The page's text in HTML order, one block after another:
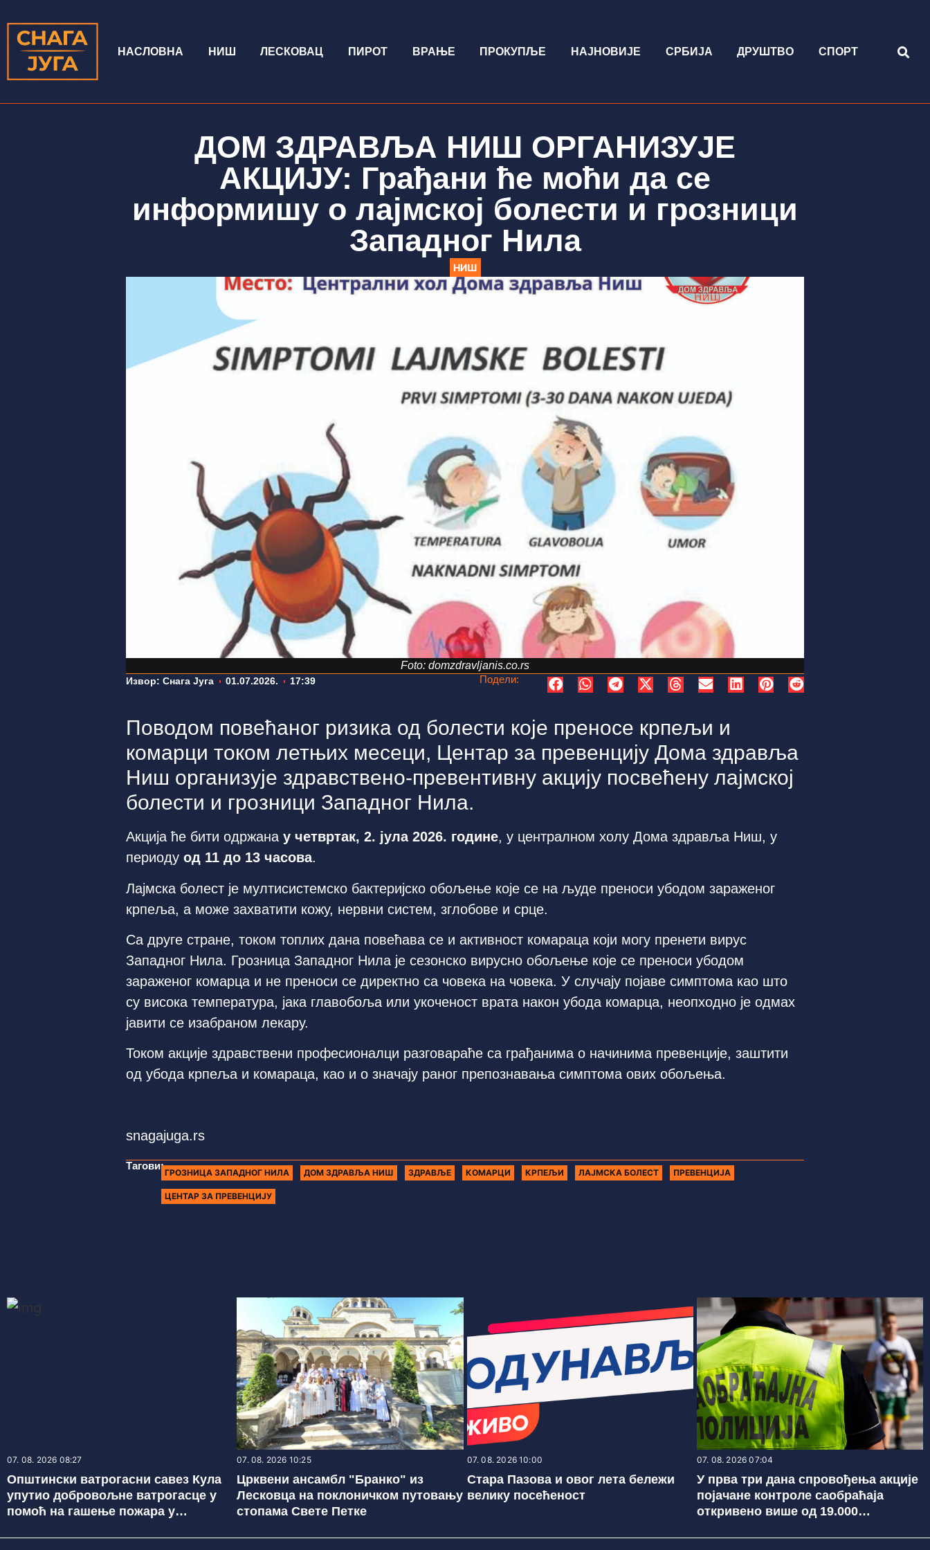
НАСЛОВНА НИШ ЛЕСКОВАЦ ПИРОТ ВРАЊЕ ПРОКУПЉЕ НАЈНОВИЈЕ СРБИЈА ДРУШТВО СПОРТ
ДОМ ЗДРАВЉА НИШ ОРГАНИЗУЈЕ
АКЦИЈУ: Грађани ће моћи да се
информишу о лајмској болести и грозници
Западног Нила
НИШ
Foto: domzdravljanis.co.rs
Извор: Снага Југа 01.07.2026. 17:39 Подели:
Поводом повећаног ризика од болести које преносе крпељи и
комарци током летњих месеци, Центар за превенцију Дома здравља
Ниш организује здравствено-превентивну акцију посвећену лајмској
болести и грозници Западног Нила.
Акција ће бити одржана у четвртак, 2. јула 2026. године, у централном холу Дома здравља Ниш, у
периоду од 11 до 13 часова.
Лајмска болест је мултисистемско бактеријско обољење које се на људе преноси убодом зараженог
крпеља, а може захватити кожу, нервни систем, зглобове и срце.
Са друге стране, током топлих дана повећава се и активност комараца који могу пренети вирус
Западног Нила. Грозница Западног Нила је сезонско вирусно обољење које се преноси убодом
зараженог комарца и не преноси се директно са човека на човека. У случају појаве симптома као што
су висока температура, јака главобоља или укоченост врата након убода комарца, неопходно је одмах
јавити се изабраном лекару.
Током акције здравствени професионалци разговараће са грађанима о начинима превенције, заштити
од убода крпеља и комараца, као и о значају раног препознавања симптома ових обољења.
snagajuga.rs
Тагови:
ГРОЗНИЦА ЗАПАДНОГ НИЛА ДОМ ЗДРАВЉА НИШ ЗДРАВЉЕ КОМАРЦИ КРПЕЉИ ЛАЈМСКА БОЛЕСТ ПРЕВЕНЦИЈА
ЦЕНТАР ЗА ПРЕВЕНЦИЈУ
07. 08. 2026 08:27
Општински ватрогасни савез Кула
упутио добровољне ватрогасце у
помоћ на гашење пожара у
07. 08. 2026 10:25
Црквени ансамбл "Бранко" из
Лесковца на поклоничком путовању
стопама Свете Петке
07. 08. 2026 10:00
Стара Пазова и овог лета бележи
велику посећеност
07. 08. 2026 07:04
У прва три дана спровођења акције
појачане контроле саобраћаја
откривено више од 19.000